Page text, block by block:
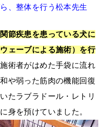
、整体を行う松本先生
節疾患を患っている犬に
ェーブによる施術）を行
術者がはめた手袋に流れ
や弱った筋肉の機能回復
たラブラドール・レトリ
身を預けていました。